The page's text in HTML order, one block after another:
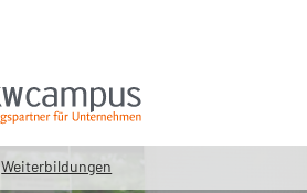
Weiterbildungen